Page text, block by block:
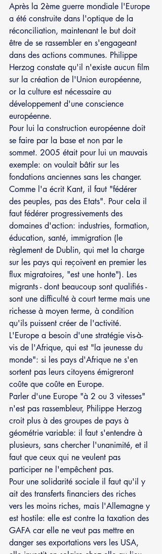
Après la 2ème guerre mondiale l'Europe
a été construite dans l'optique de la
réconciliation, maintenant le but doit
être de se rassembler en s'engageant
dans des actions communes. Philippe
Herzog constate qu'il n'existe aucun film
sur la création de l'Union européenne,
or la culture est nécessaire au
développement d'une conscience
européenne.
Pour lui la construction européenne doit
se faire par la base et non par le
sommet. 2005 était pour lui un mauvais
exemple: on voulait bâtir sur les
fondations anciennes sans les changer.
Comme l'a écrit Kant, il faut "fédérer
des peuples, pas des Etats". Pour cela il
faut fédérer progressivements des
domaines d'action: industries, formation,
éducation, santé, immigration (le
règlement de Dublin, qui met la charge
sur les pays qui reçoivent en premier les
flux migratoires, "est une honte"). Les
migrants - dont beaucoup sont qualifiés -
sont une difficulté à court terme mais une
richesse à moyen terme, à condition
qu'ils puissent créer de l'activité.
L'Europe a besoin d'une stratégie vis-à-
vis de l'Afrique, qui est "la jeunesse du
monde": si les pays d'Afrique ne s'en
sortent pas leurs citoyens émigreront
coûte que coûte en Europe.
Parler d'une Europe "à 2 ou 3 vitesses"
n'est pas rassembleur, Philippe Herzog
croit plus à des groupes de pays à
géométrie variable: il faut s'entendre à
plusieurs, sans chercher l'unanimité, et il
faut que ceux qui ne veulent pas
participer ne l'empêchent pas.
Pour une solidarité sociale il faut qu'il y
ait des transferts financiers des riches
vers les moins riches, mais l'Allemagne y
est hostile: elle est contre la taxation des
GAFA car elle ne veut pas mettre en
danger ses exportations vers les USA,